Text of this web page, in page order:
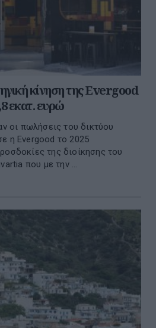
κίνηση της Evergood
εκατ. ευρώ
οι πωλήσεις του δικτύου
η Evergood το 2025
της διοίκησης του
που με την ...